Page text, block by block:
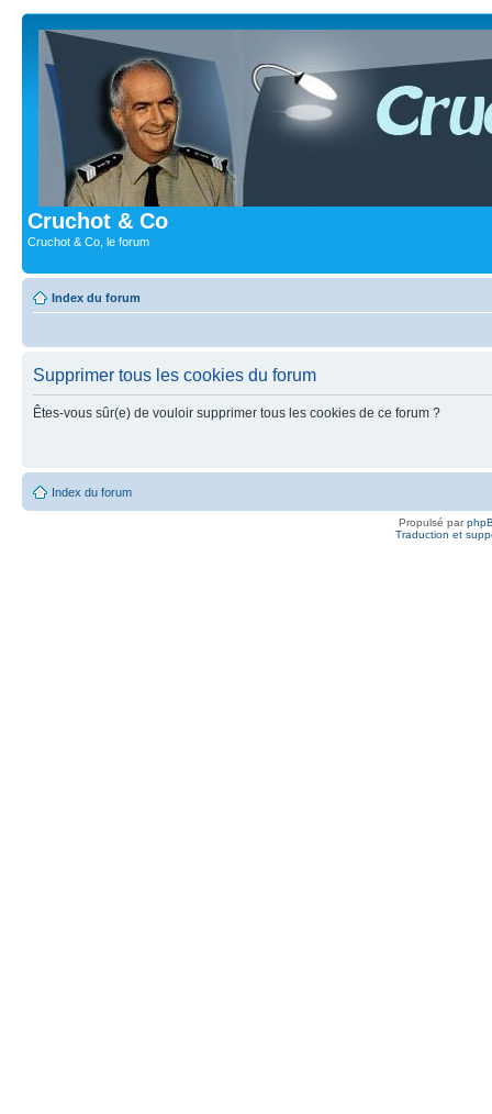
Cruchot & Co
Cruchot & Co, le forum
Index du forum
Supprimer tous les cookies du forum
Êtes-vous sûr(e) de vouloir supprimer tous les cookies de ce forum ?
Index du forum
Propulsé par
Traduction et